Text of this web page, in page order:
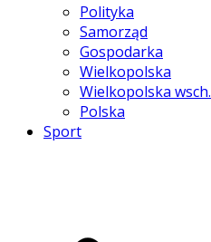
Polityka
Samorząd
Gospodarka
Wielkopolska
Wielkopolska wsch.
Polska
Sport